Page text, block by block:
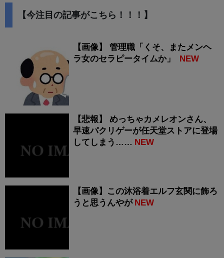
【今注目の記事がこちら！！！】
【画像】 管理職「くそ、またメンヘ
ラ女のセラピータイムか」
NEW
【悲報】 めっちゃカメレオンさん、
早速パクリゲーが任天堂ストアに登場
してしまう…… NEW
【画像】この沐浴着エルフ玄関に飾ろ
うと思うんやが NEW